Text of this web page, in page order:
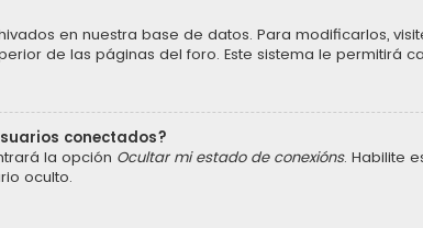
en nuestra base de datos. Para modificarlos,
de las páginas del foro. Este sistema le permitirá
conectados?
la opción Ocultar mi estado de conexións. Habilite
oculto.